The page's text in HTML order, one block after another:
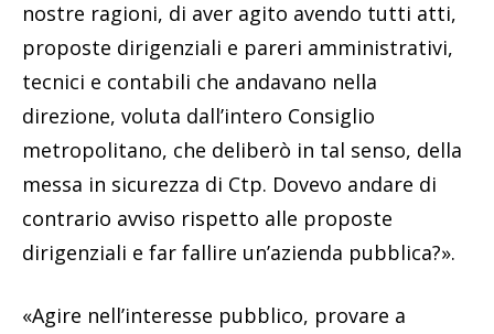
nostre ragioni, di aver agito avendo tutti atti,
proposte dirigenziali e pareri amministrativi,
tecnici e contabili che andavano nella
direzione, voluta dall’intero Consiglio
metropolitano, che deliberò in tal senso, della
messa in sicurezza di Ctp. Dovevo andare di
contrario avviso rispetto alle proposte
dirigenziali e far fallire un’azienda pubblica?».
«Agire nell’interesse pubblico, provare a